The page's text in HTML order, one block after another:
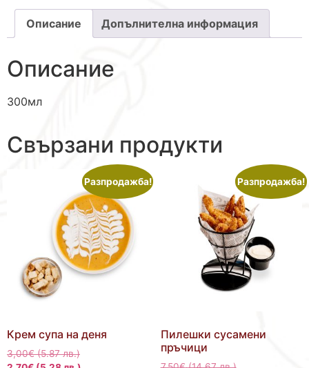
Описание Допълнителна информация
Описание
300мл
Свързани продукти
Разпродажба!
Крем супа на деня
3,00€ (5.87 лв.)
Разпродажба!
Пилешки сусамени
пръчици